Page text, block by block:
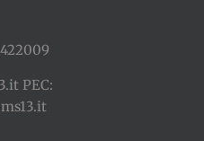
PEC: